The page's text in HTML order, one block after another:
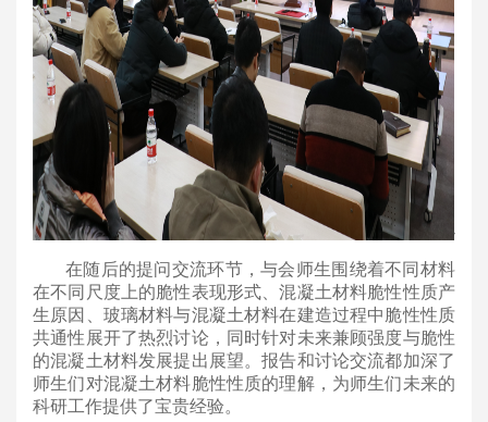
在随后的提问交流环节，与会师生围绕着不同材料
在不同尺度上的脆性表现形式、混凝土材料脆性性质产
生原因、玻璃材料与混凝土材料在建造过程中脆性性质
共通性展开了热烈讨论，同时针对未来兼顾强度与脆性
的混凝土材料发展提出展望。报告和讨论交流都加深了
师生们对混凝土材料脆性性质的理解，为师生们未来的
科研工作提供了宝贵经验。